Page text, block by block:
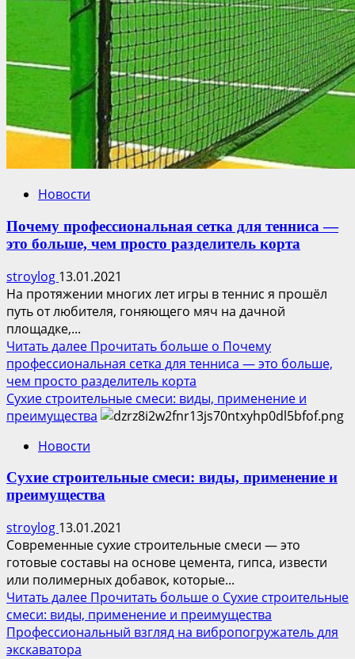
Новости
Почему профессиональная сетка для тенниса —
это больше, чем просто разделитель корта
stroylog 13.01.2021
На протяжении многих лет игры в теннис я прошёл
путь от любителя, гоняющего мяч на дачной
площадке,...
Читать далее Прочитать больше о Почему
профессиональная сетка для тенниса — это больше,
чем просто разделитель корта
Сухие строительные смеси: виды, применение и
преимущества
Новости
Сухие строительные смеси: виды, применение и
преимущества
stroylog 13.01.2021
Современные сухие строительные смеси — это
готовые составы на основе цемента, гипса, извести
или полимерных добавок, которые...
Читать далее Прочитать больше о Сухие строительные
смеси: виды, применение и преимущества
Профессиональный взгляд на вибропогружатель для
экскаватора